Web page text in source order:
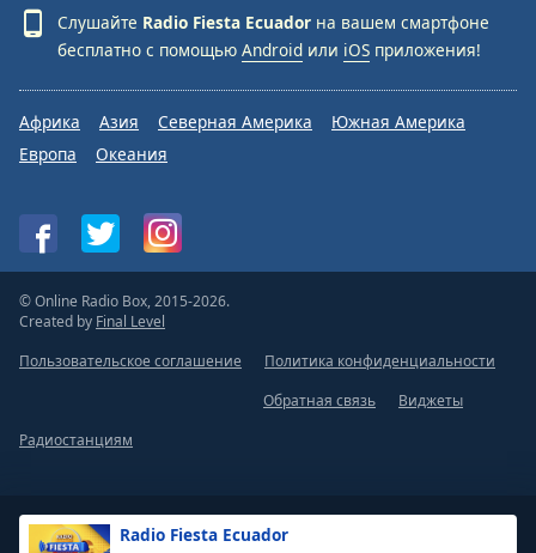
Radio Fiesta Ecuador
Слушайте Radio Fiesta Ecuador на вашем смартфоне
бесплатно с помощью Android или iOS приложения!
Африка Азия Северная Америка
Южная Америка
Европа
Океания
© Online Radio Box, 2015-2026.
Created by Final Level
Пользовательское соглашение
Политика конфиденциальности
Обратная связь
Виджеты
Радиостанциям